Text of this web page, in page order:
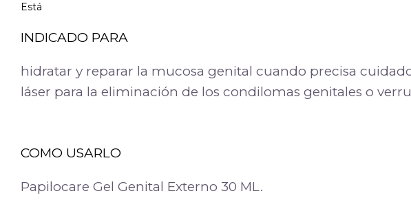
Está
INDICADO PARA
hidratar y reparar la mucosa genital cuando precisa
láser para la eliminación de los condilomas genitales o
COMO USARLO
Papilocare Gel Genital Externo 30 ML.